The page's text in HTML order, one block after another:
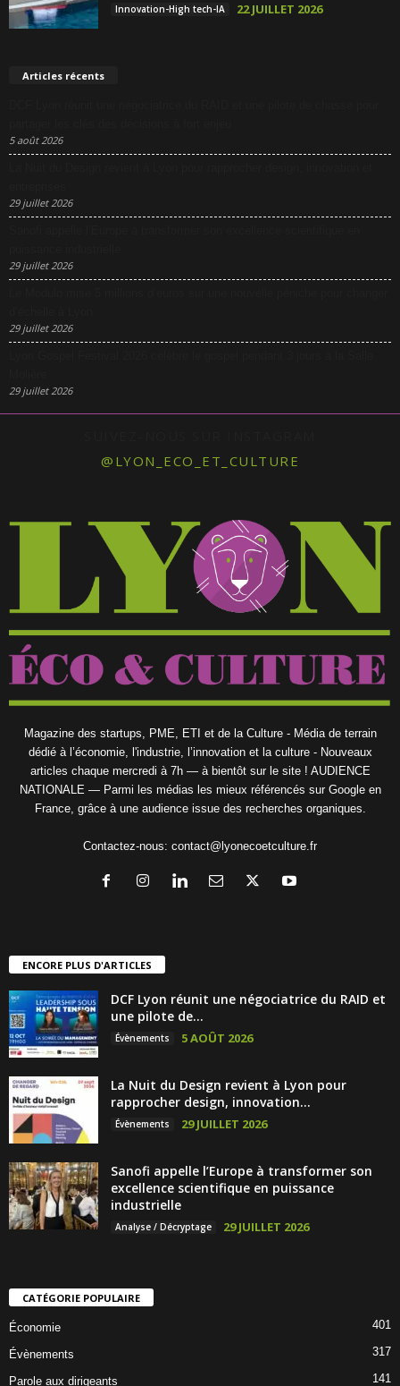
Innovation-High tech-IA 22 JUILLET 2026
Articles récents
5 août 2026
29 juillet 2026
29 juillet 2026
29 juillet 2026
29 juillet 2026
@LYON_ECO_ET_CULTURE
Magazine des startups, PME, ETI et de la Culture - Média de terrain
dédié à l’économie, l'industrie, l’innovation et la culture - Nouveaux
articles chaque mercredi à 7h — à bientôt sur le site ! AUDIENCE
NATIONALE — Parmi les médias les mieux référencés sur Google en
France, grâce à une audience issue des recherches organiques.
Contactez-nous: contact@lyonecoetculture.fr
ENCORE PLUS D'ARTICLES
DCF Lyon réunit une négociatrice du RAID et
une pilote de...
Évènements 5 AOÛT 2026
La Nuit du Design revient à Lyon pour
rapprocher design, innovation...
Évènements 29 JUILLET 2026
Sanofi appelle l’Europe à transformer son
excellence scientifique en puissance
industrielle
Analyse / Décryptage 29 JUILLET 2026
CATÉGORIE POPULAIRE
Économie 401
Évènements 317
Parole aux dirigeants 141